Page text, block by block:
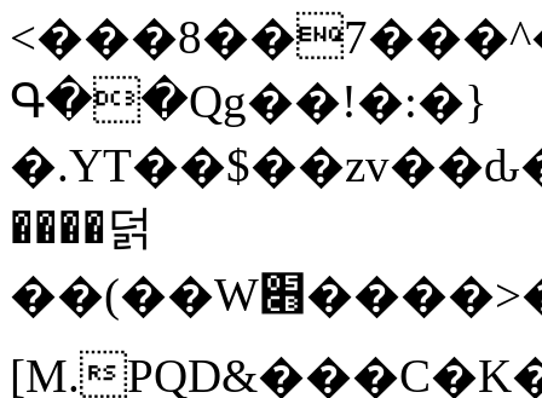
Գ��Qg��!�:�}
����덝
��(��W׋����>��O>�d�%Y�@�@ڻ<�z{rc&׻��z�����AeK�^�����������˩t��=x~
[M.